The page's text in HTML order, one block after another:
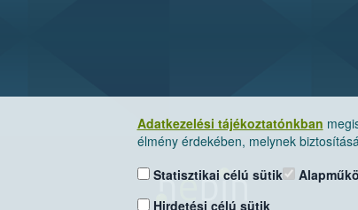
Adatkezelési tájékoztatónkban
élmény érdekében, melynek
Statisztikai célú sütik
Hirdetési célú sütik